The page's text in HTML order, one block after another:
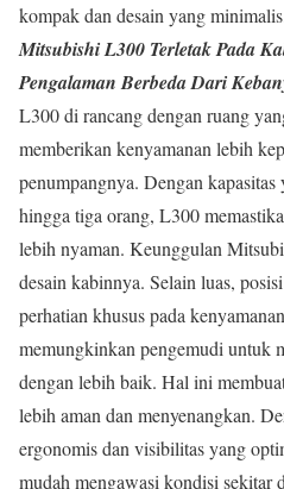
kompak dan desain yang
Mitsubishi L300 Terletak Pada
Pengalaman Berbeda Dari
L300 di rancang dengan ruang
memberikan kenyamanan lebih
penumpangnya. Dengan
hingga tiga orang, L300
lebih nyaman. Keunggulan
desain kabinnya. Selain luas,
perhatian khusus pada
memungkinkan pengemudi untuk
dengan lebih baik. Hal ini
lebih aman dan menyenangkan.
ergonomis dan visibilitas yang
mudah mengawasi kondisi sekitar